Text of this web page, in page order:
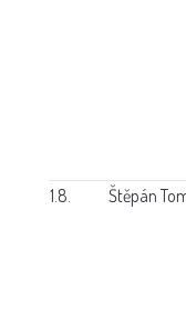
1.8. Štěpán